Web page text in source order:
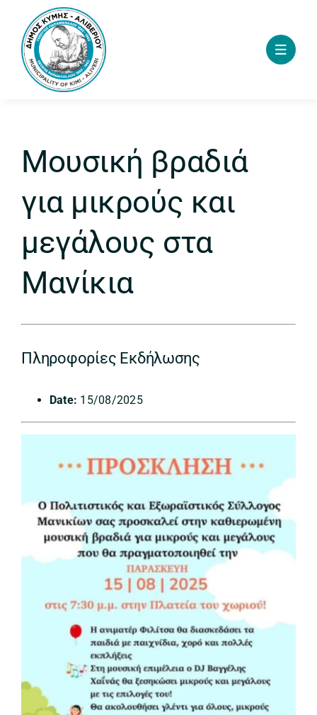
content
Μουσική βραδιά
για μικρούς και
μεγάλους στα
Μανίκια
Πληροφορίες Εκδήλωσης
Date: 15/08/2025